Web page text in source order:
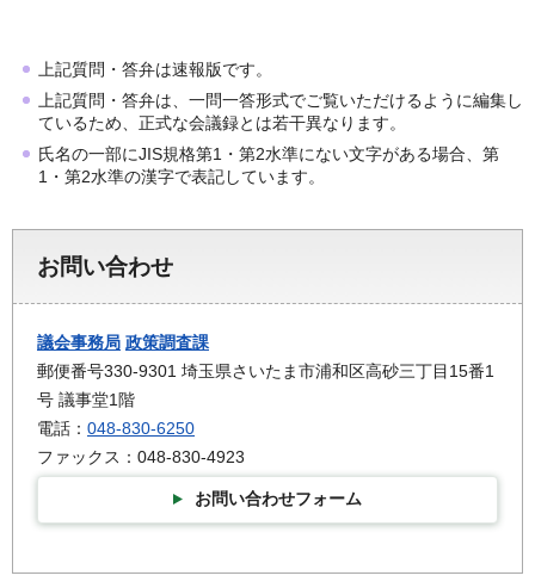
上記質問・答弁は速報版です。
上記質問・答弁は、一問一答形式でご覧いただけるように編集し
ているため、正式な会議録とは若干異なります。
氏名の一部にJIS規格第1・第2水準にない文字がある場合、第
1・第2水準の漢字で表記しています。
お問い合わせ
議会事務局 政策調査課
郵便番号330-9301 埼玉県さいたま市浦和区高砂三丁目15番1
号 議事堂1階
電話： 048-830-6250
ファックス：048-830-4923
お問い合わせフォーム